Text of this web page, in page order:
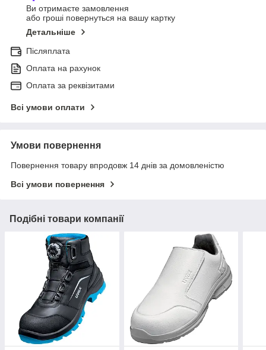
Ви отримаєте замовлення
або гроші повернуться на вашу картку
Детальніше
Післяплата
Оплата на рахунок
Оплата за реквізитами
Всі умови оплати
Умови повернення
Повернення товару впродовж 14 днів за домовленістю
Всі умови повернення
Подібні товари компанії